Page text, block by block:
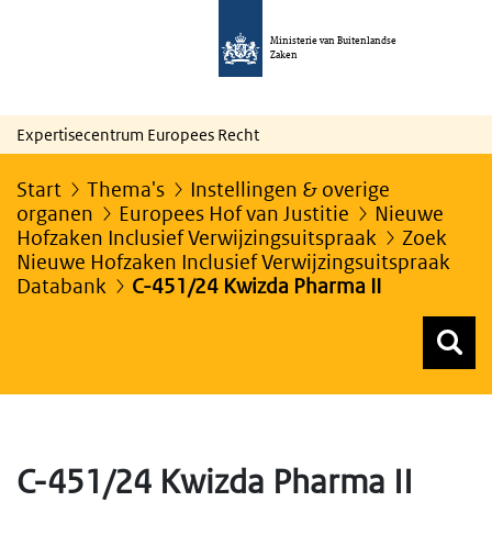
Ministerie van Buitenlandse
Zaken
Expertisecentrum Europees Recht
Start Thema's
Instellingen & overige
organen
Europees Hof van Justitie
Nieuwe
Hofzaken Inclusief Verwijzingsuitspraak
Zoek
Nieuwe Hofzaken Inclusief Verwijzingsuitspraak
Databank
C-451/24 Kwizda Pharma II
C-451/24 Kwizda Pharma II